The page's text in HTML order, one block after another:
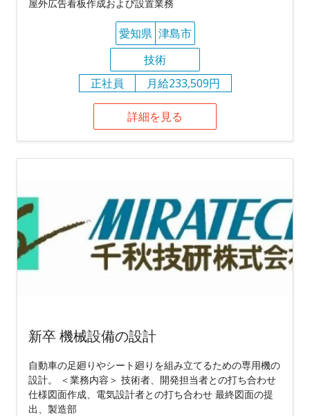
屋外広告看板作成および設置業務
愛知県 津島市
技術
正社員
月給233,509円
詳細を見る
新卒 機械設備の設計
自動車の足廻りやシート廻りを組み立てるための専用機の
設計。 ＜業務内容＞ 技術者、開発担当者との打ち合わせ
仕様図面作成、電気設計者との打ち合わせ 最終図面の提
出、製造部